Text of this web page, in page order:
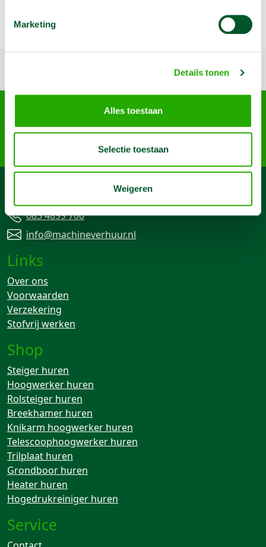
Marketing
Details tonen
Alles toestaan
Selectie toestaan
Weigeren
Arma Machine Verhuur
085 4899 700
info@machineverhuur.nl
085 4899 700
info@machineverhuur.nl
Links
Over ons
Voorwaarden
Verzekering
Stofvrij werken
Shop
Steiger huren
Hoogwerker huren
Rolsteiger huren
Breekhamer huren
Knikarm hoogwerker huren
Telescoophoogwerker huren
Trilplaat huren
Grondboor huren
Heater huren
Hogedrukreiniger huren
Service